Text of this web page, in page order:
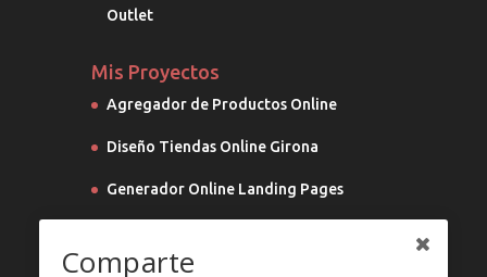
Outlet
Mis Proyectos
Agregador de Productos Online
Diseño Tiendas Online Girona
Generador Online Landing Pages
Comparte